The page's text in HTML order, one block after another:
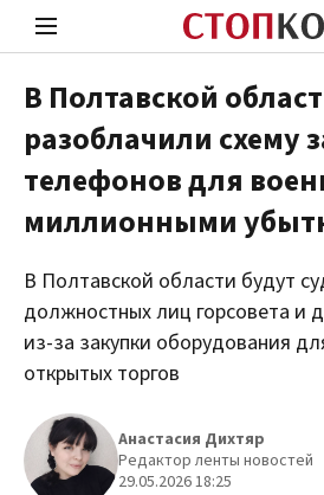
Стоп Политической Коррупции
В Полтавской
разоблачили схему
телефонов для
миллионными
В Полтавской области будут
должностных лиц горсовета и
из-за закупки оборудования
открытых торгов
Анастасия Дихтяр
Редактор ленты новостей
29.05.2026 18:25